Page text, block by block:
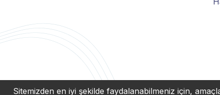
Sitemizden en iyi şekilde faydalanabilmeniz için,